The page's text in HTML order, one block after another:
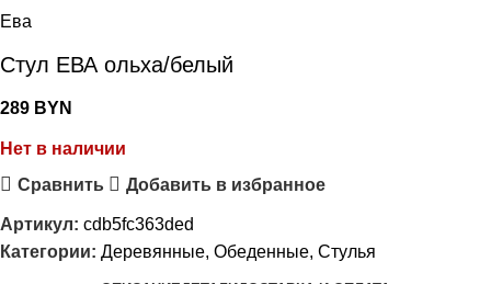
Ева
Стул ЕВА ольха/белый
289 BYN
Нет в наличии
Сравнить
Добавить в избранное
Артикул: cdb5fc363ded
Категории: Деревянные, Обеденные, Стулья